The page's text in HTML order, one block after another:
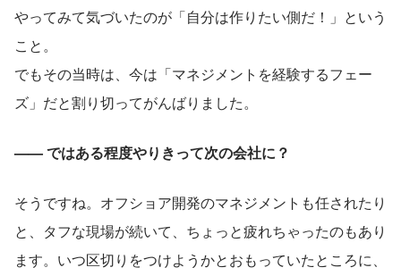
やってみて気づいたのが「自分は作りたい側だ！」という
こと。
でもその当時は、今は「マネジメントを経験するフェー
ズ」だと割り切ってがんばりました。
—— ではある程度やりきって次の会社に？
そうですね。オフショア開発のマネジメントも任されたり
と、タフな現場が続いて、ちょっと疲れちゃったのもあり
ます。いつ区切りをつけようかとおもっていたところに、